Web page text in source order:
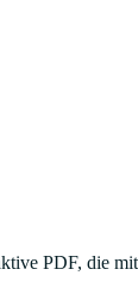
PDF, die